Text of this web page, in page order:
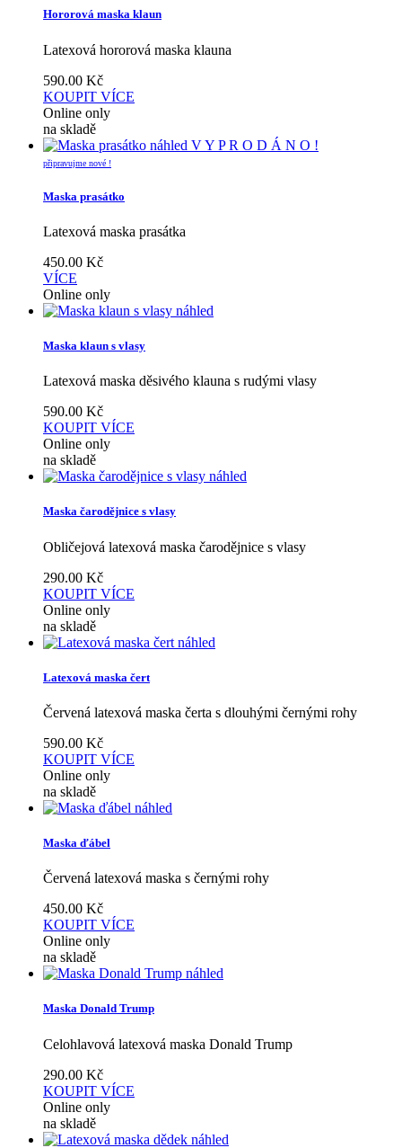
Hororová maska klaun
Latexová hororová maska klauna
590.00 Kč
KOUPIT VÍCE
Online only
na skladě
náhled V Y P R O D Á N O !
připravujme nové !
Maska prasátko
Latexová maska prasátka
450.00 Kč
VÍCE
Online only
náhled
Maska klaun s vlasy
Latexová maska děsivého klauna s rudými vlasy
590.00 Kč
KOUPIT VÍCE
Online only
na skladě
náhled
Maska čarodějnice s vlasy
Obličejová latexová maska čarodějnice s vlasy
290.00 Kč
KOUPIT VÍCE
Online only
na skladě
náhled
Latexová maska čert
Červená latexová maska čerta s dlouhými černými rohy
590.00 Kč
KOUPIT VÍCE
Online only
na skladě
náhled
Maska ďábel
Červená latexová maska s černými rohy
450.00 Kč
KOUPIT VÍCE
Online only
na skladě
náhled
Maska Donald Trump
Celohlavová latexová maska Donald Trump
290.00 Kč
KOUPIT VÍCE
Online only
na skladě
náhled